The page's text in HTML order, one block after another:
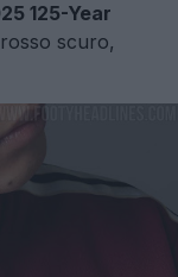
125-Year
scuro,